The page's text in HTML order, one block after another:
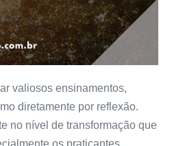
valiosos ensinamentos,
diretamente por reflexão.
no nível de transformação que
os praticantes.